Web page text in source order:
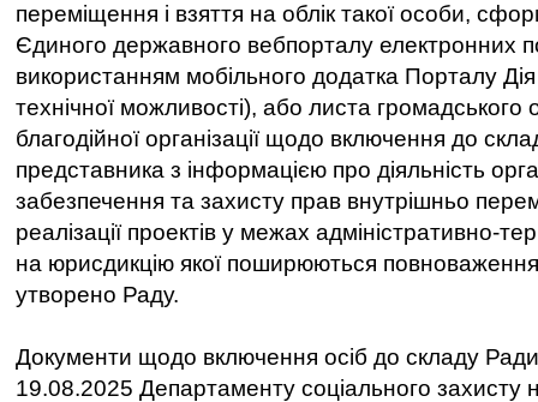
переміщення і взяття на облік такої особи,
Єдиного державного вебпорталу електронних
використанням мобільного додатка Порталу Дія
технічної можливості), або листа громадського
благодійної організації щодо включення до
представника з інформацією про діяльність
забезпечення та захисту прав внутрішньо
реалізації проектів у межах адміністративно-
на юрисдикцію якої поширюються
утворено Раду.
Документи щодо включення осіб до складу
19.08.2025 Департаменту соціального захисту